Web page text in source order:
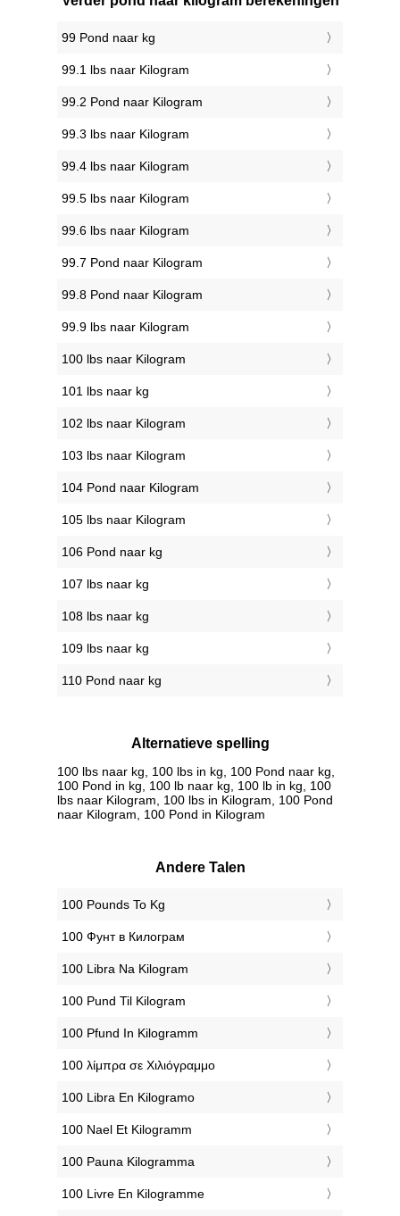
99 Pond naar kg
99.1 lbs naar Kilogram
99.2 Pond naar Kilogram
99.3 lbs naar Kilogram
99.4 lbs naar Kilogram
99.5 lbs naar Kilogram
99.6 lbs naar Kilogram
99.7 Pond naar Kilogram
99.8 Pond naar Kilogram
99.9 lbs naar Kilogram
100 lbs naar Kilogram
101 lbs naar kg
102 lbs naar Kilogram
103 lbs naar Kilogram
104 Pond naar Kilogram
105 lbs naar Kilogram
106 Pond naar kg
107 lbs naar kg
108 lbs naar kg
109 lbs naar kg
110 Pond naar kg
Alternatieve spelling
100 lbs naar kg, 100 lbs in kg, 100 Pond naar kg,
100 Pond in kg, 100 lb naar kg, 100 lb in kg, 100
lbs naar Kilogram, 100 lbs in Kilogram, 100 Pond
naar Kilogram, 100 Pond in Kilogram
Andere Talen
‎100 Pounds To Kg
‎100 Фунт в Килограм
‎100 Libra Na Kilogram
‎100 Pund Til Kilogram
‎100 Pfund In Kilogramm
‎100 λίμπρα σε Χιλιόγραμμο
‎100 Libra En Kilogramo
‎100 Nael Et Kilogramm
‎100 Pauna Kilogramma
‎100 Livre En Kilogramme